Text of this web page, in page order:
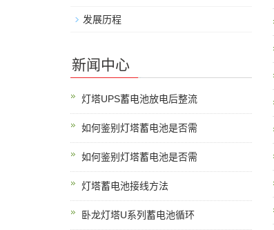
发展历程
新闻中心
灯塔UPS蓄电池放电后整流
如何鉴别灯塔蓄电池是否需
如何鉴别灯塔蓄电池是否需
灯塔蓄电池接线方法
卧龙灯塔U系列蓄电池循环